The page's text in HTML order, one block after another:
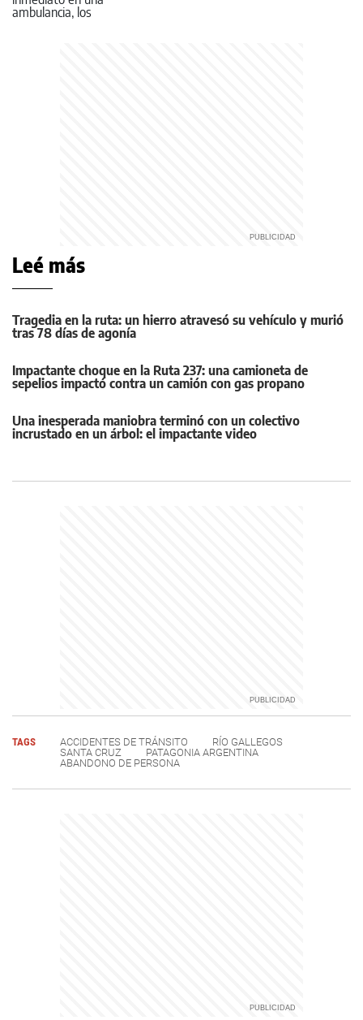
Leé más
Tragedia en la ruta: un hierro atravesó su vehículo y murió
tras 78 días de agonía
Impactante choque en la Ruta 237: una camioneta de
sepelios impactó contra un camión con gas propano
Una inesperada maniobra terminó con un colectivo
incrustado en un árbol: el impactante video
TAGS ACCIDENTES DE TRÁNSITO
RÍO GALLEGOS
SANTA CRUZ
PATAGONIA ARGENTINA
ABANDONO DE PERSONA